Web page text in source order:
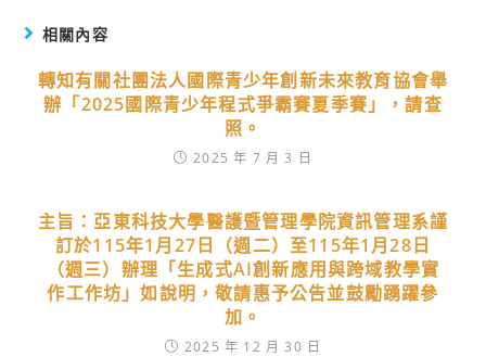
相關內容
轉知有關社團法人國際青少年創新未來教育協會舉
辦「2025國際青少年程式爭霸賽夏季賽」，請查
照。
2025 年 7 月 3 日
主旨：亞東科技大學醫護暨管理學院資訊管理系謹
訂於115年1月27日（週二）至115年1月28日
（週三）辦理「生成式AI創新應用與跨域教學實
作工作坊」如說明，敬請惠予公告並鼓勵踴躍參
加。
2025 年 12 月 30 日